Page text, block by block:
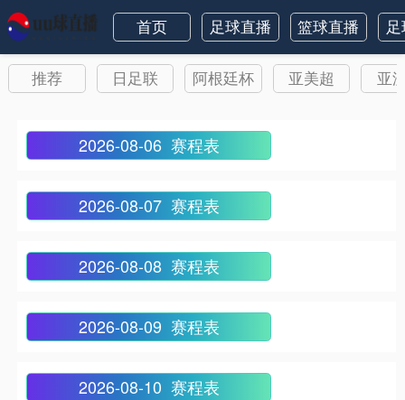
首页 足球直播 篮球直播
推荐 日足联 阿根廷杯 亚美超 亚
2026-08-06 赛程表
2026-08-07 赛程表
2026-08-08 赛程表
2026-08-09 赛程表
2026-08-10 赛程表